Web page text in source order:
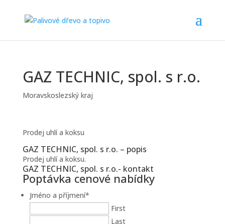
GAZ TECHNIC, spol. s r.o.
Moravskoslezský kraj
Prodej uhlí a koksu
GAZ TECHNIC, spol. s r.o. – popis
Prodej uhlí a koksu.
GAZ TECHNIC, spol. s r.o.- kontakt
Poptávka cenové nabídky
Jméno a příjmení*
First
Last